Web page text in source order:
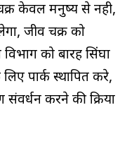
केवल मनुष्य से नही,
जीव चक्र को
को बारह सिंघा
पार्क स्थापित करे,
करने की प्रक्रिया